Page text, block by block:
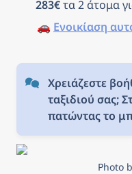
283€ τα 2 άτομα
🚗 Ενοικίαση
Χρειάζεστε
ταξιδιού σας;
πατώντας το
Photo